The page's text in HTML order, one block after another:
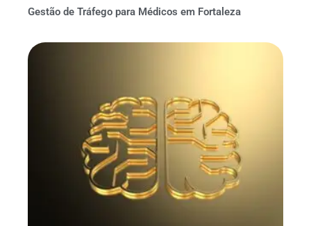
Gestão de Tráfego para Médicos em Fortaleza